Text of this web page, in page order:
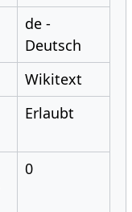
de -
Deutsch
Wikitext
Erlaubt
0